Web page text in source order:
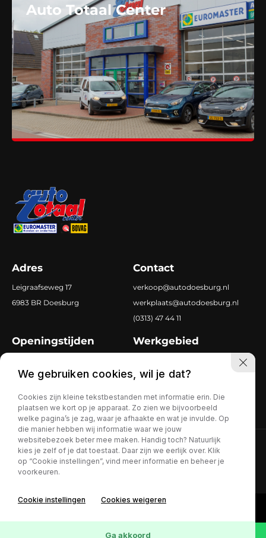
Auto Totaal Center
Adres
Leigraafseweg 17
6983 BR Doesburg
Contact
verkoop@autodoesburg.nl
werkplaats@autodoesburg.nl
(0313) 47 44 11
Openingstijden
Za
9.30 tot 17.00
Werkgebied
Zevenaar
Privacy policy
We gebruiken cookies, wil je dat?
Cookies zijn kleine tekstbestanden met informatie erin. Die
plaatsen we kort op je apparaat. Zo zien we bijvoorbeeld
welke pagina’s je zag, waar je afhaakte en wat je invulde. Op
die manier hebben wij informatie waar we jouw
websitebezoek beter mee maken. Handig toch? Natuurlijk
kies je zelf of je dat toestaat. Daar zijn we eerlijk over. Klik
op “Cookie instellingen”, vind meer informatie en beheer je
voorkeuren.
Cookie instellingen Cookies weigeren
Ga akkoord